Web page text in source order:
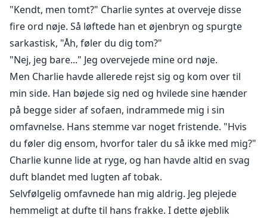
"Kendt, men tomt?" Charlie syntes at overveje disse
fire ord nøje. Så løftede han et øjenbryn og spurgte
sarkastisk, "Åh, føler du dig tom?"
"Nej, jeg bare..." Jeg overvejede mine ord nøje.
Men Charlie havde allerede rejst sig og kom over til
min side. Han bøjede sig ned og hvilede sine hænder
på begge sider af sofaen, indrammede mig i sin
omfavnelse. Hans stemme var noget fristende. "Hvis
du føler dig ensom, hvorfor taler du så ikke med mig?"
Charlie kunne lide at ryge, og han havde altid en svag
duft blandet med lugten af tobak.
Selvfølgelig omfavnede han mig aldrig. Jeg plejede
hemmeligt at dufte til hans frakke. I dette øjeblik